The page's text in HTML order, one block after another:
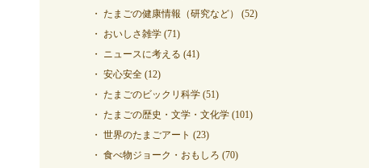
たまごの健康情報（研究など）
(52)
おいしさ雑学 (71)
ニュースに考える (41)
安心安全 (12)
たまごのビックリ科学 (51)
たまごの歴史・文学・文化学 (101)
世界のたまごアート (23)
食べ物ジョーク・おもしろ (70)